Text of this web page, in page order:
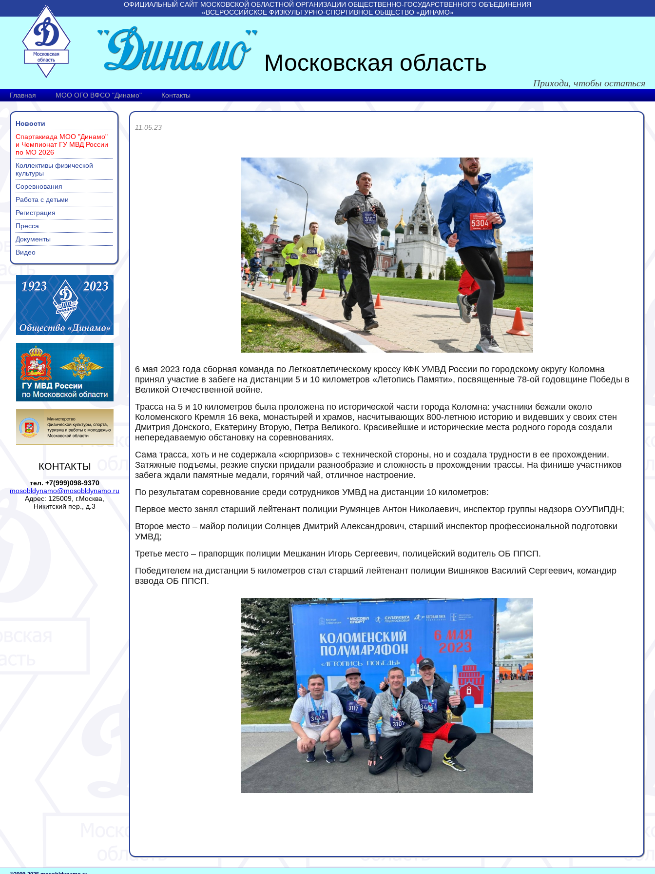
ОФИЦИАЛЬНЫЙ САЙТ МОСКОВСКОЙ ОБЛАСТНОЙ ОРГАНИЗАЦИИ ОБЩЕСТВЕННО-ГОСУДАРСТВЕННОГО ОБЪЕДИНЕНИЯ
«ВСЕРОССИЙСКОЕ ФИЗКУЛЬТУРНО-СПОРТИВНОЕ ОБЩЕСТВО «ДИНАМО»
Московская область
Приходи, чтобы остаться
Главная МОО ОГО ВФСО "Динамо" Контакты
Новости
Спартакиада МОО "Динамо"
и Чемпионат ГУ МВД России
по МО 2026
Коллективы физической
культуры
Соревнования
Работа с детьми
Регистрация
Пресса
Документы
Видео
КОНТАКТЫ
тел. +7(999)098-9370
mosobldynamo@mosobldynamo.ru
Адрес: 125009, г.Москва,
Никитский пер., д.3
11.05.23
6 мая 2023 года сборная команда по Легкоатлетическому кроссу КФК УМВД России по городскому округу Коломна
принял участие в забеге на дистанции 5 и 10 километров «Летопись Памяти», посвященные 78-ой годовщине Победы в
Великой Отечественной войне.
Трасса на 5 и 10 километров была проложена по исторической части города Коломна: участники бежали около
Коломенского Кремля 16 века, монастырей и храмов, насчитывающих 800-летнюю историю и видевших у своих стен
Дмитрия Донского, Екатерину Вторую, Петра Великого. Красивейшие и исторические места родного города создали
непередаваемую обстановку на соревнованиях.
Сама трасса, хоть и не содержала «сюрпризов» с технической стороны, но и создала трудности в ее прохождении.
Затяжные подъемы, резкие спуски придали разнообразие и сложность в прохождении трассы. На финише участников
забега ждали памятные медали, горячий чай, отличное настроение.
По результатам соревнование среди сотрудников УМВД на дистанции 10 километров:
Первое место занял старший лейтенант полиции Румянцев Антон Николаевич, инспектор группы надзора ОУУПиПДН;
Второе место – майор полиции Солнцев Дмитрий Александрович, старший инспектор профессиональной подготовки
УМВД;
Третье место – прапорщик полиции Мешканин Игорь Сергеевич, полицейский водитель ОБ ППСП.
Победителем на дистанции 5 километров стал старший лейтенант полиции Вишняков Василий Сергеевич, командир
взвода ОБ ППСП.